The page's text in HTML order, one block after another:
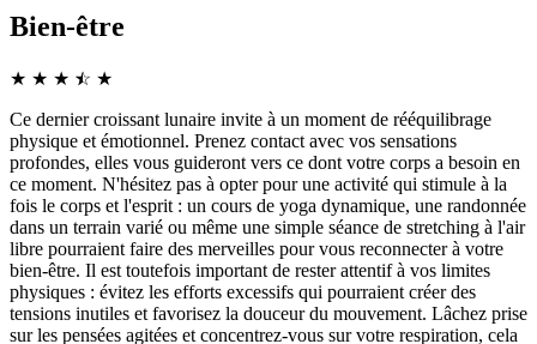
Bien-être
★ ★ ★ ☆
★ ★
Ce dernier croissant lunaire invite à un moment de rééquilibrage
physique et émotionnel. Prenez contact avec vos sensations
profondes, elles vous guideront vers ce dont votre corps a besoin en
ce moment. N'hésitez pas à opter pour une activité qui stimule à la
fois le corps et l'esprit : un cours de yoga dynamique, une randonnée
dans un terrain varié ou même une simple séance de stretching à l'air
libre pourraient faire des merveilles pour vous reconnecter à votre
bien-être. Il est toutefois important de rester attentif à vos limites
physiques : évitez les efforts excessifs qui pourraient créer des
tensions inutiles et favorisez la douceur du mouvement. Lâchez prise
sur les pensées agitées et concentrez-vous sur votre respiration, cela